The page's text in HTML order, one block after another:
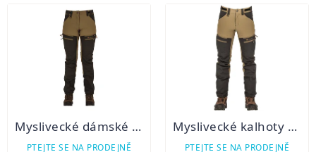
Myslivecké dámské kalhoty Vännäs Dam Friluftsbyxa
PTEJTE SE NA PRODEJNĚ
Myslivecké kalhoty Vännäs Friluftsbyxa forest green
PTEJTE SE NA PRODEJNĚ